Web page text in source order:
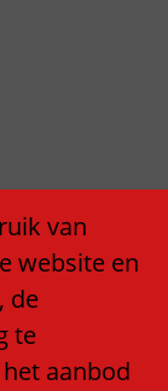
van
website en
de
te
aanbod